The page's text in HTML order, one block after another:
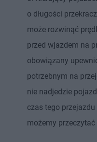
o długości
może rozwinąć
przed wjazdem na
obowiązany
potrzebnym na
nie nadjedzie
czas tego
możemy